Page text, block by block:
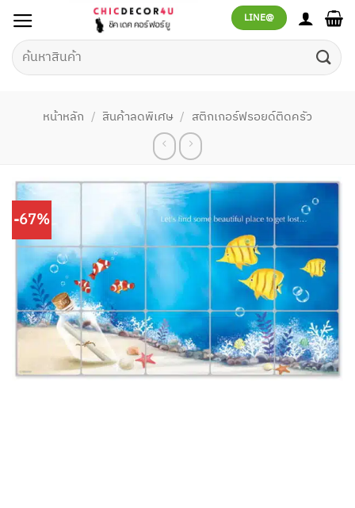
เนื้อหา
LINE@
ค้นหา:
หน้าหลัก / สินค้าลดพิเศษ / สติกเกอร์ฟรอยด์ติดครัว
-67%